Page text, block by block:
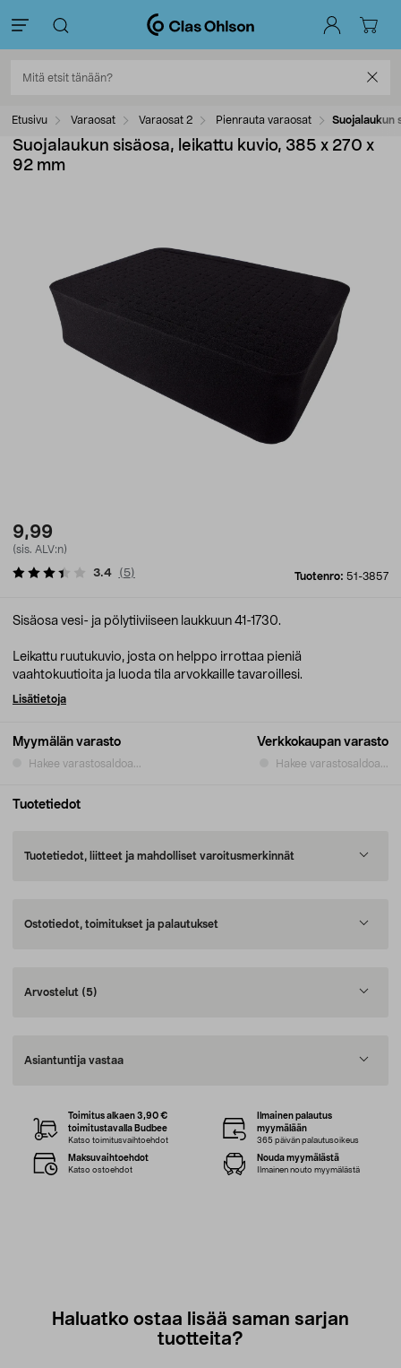
Etusivu Varaosat Varaosat 2 Pienrauta varaosat Suojalaukun
Suojalaukun sisäosa, leikattu kuvio, 385 x 270 x
92 mm
9,99
(sis. ALV:n)
Tuotenro: 51-3857
3.4 ( 5)
Myymälän varasto
Hakee varastosaldoa...
Verkkokaupan varasto
Hakee varastosaldoa...
Sisäosa vesi- ja pölytiiviiseen laukkuun 41-1730.
Leikattu ruutukuvio, josta on helppo irrottaa pieniä
vaahtokuutioita ja luoda tila arvokkaille tavaroillesi.
Lisätietoja
Tuotetiedot
Tuotetiedot, liitteet ja mahdolliset varoitusmerkinnät
Ostotiedot, toimitukset ja palautukset
Arvostelut (5)
Asiantuntija vastaa
Toimitus alkaen 3,90 €
toimitustavalla Budbee
Katso toimitusvaihtoehdot
Ilmainen palautus
myymälään
365 päivän palautusoikeus
Maksuvaihtoehdot
Katso ostoehdot
Nouda myymälästä
Ilmainen nouto myymälästä
Haluatko ostaa lisää saman sarjan
tuotteita?